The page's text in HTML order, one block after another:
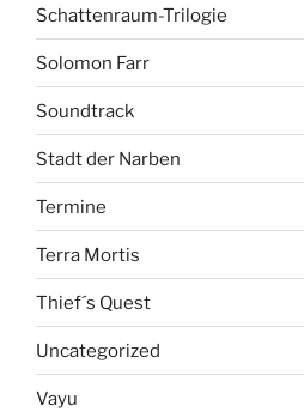
Schattenraum-Trilogie
Solomon Farr
Soundtrack
Stadt der Narben
Termine
Terra Mortis
Thief´s Quest
Uncategorized
Vayu